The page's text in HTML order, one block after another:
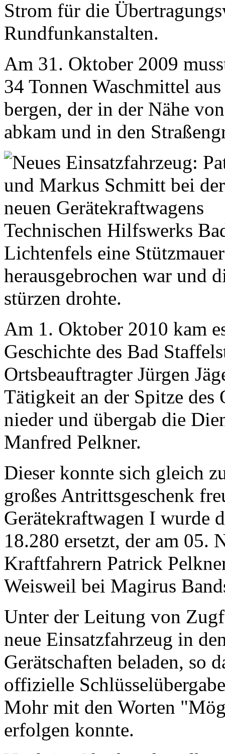
Strom für die
Rundfunkanstalten.
Am 31. Oktober 2009
34 Tonnen Waschmittel
bergen, der in der Nähe
abkam und in den
Technischen Hilfswerks
Lichtenfels eine
herausgebrochen war und
stürzen drohte.
Am 1. Oktober 2010 kam
Geschichte des Bad
Ortsbeauftragter Jürgen
Tätigkeit an der Spitze des
nieder und übergab die
Manfred Pelkner.
Dieser konnte sich gleich
großes Antrittsgeschenk
Gerätekraftwagen I wurde
18.280 ersetzt, der am 05.
Kraftfahrern Patrick
Weisweil bei Magirus
Unter der Leitung von
neue Einsatzfahrzeug in
Gerätschaften beladen, so
offizielle
Mohr mit den Worten
erfolgen konnte.